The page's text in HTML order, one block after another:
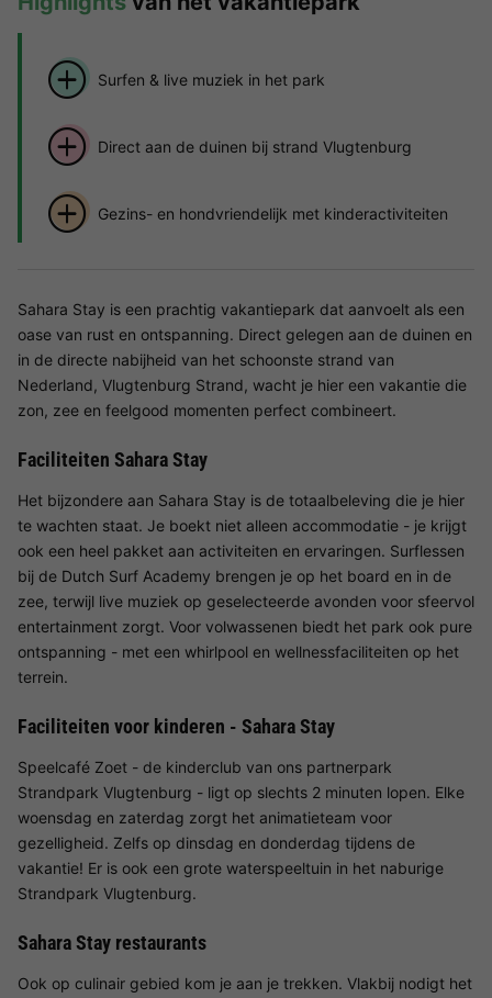
Surfen & live muziek in het park
Direct aan de duinen bij strand Vlugtenburg
Gezins- en hondvriendelijk met kinderactiviteiten
Sahara Stay is een prachtig vakantiepark dat aanvoelt als een
oase van rust en ontspanning. Direct gelegen aan de duinen en
in de directe nabijheid van het schoonste strand van
Nederland, Vlugtenburg Strand, wacht je hier een vakantie die
zon, zee en feelgood momenten perfect combineert.
Faciliteiten Sahara Stay
Het bijzondere aan Sahara Stay is de totaalbeleving die je hier
te wachten staat. Je boekt niet alleen accommodatie - je krijgt
ook een heel pakket aan activiteiten en ervaringen. Surflessen
bij de Dutch Surf Academy brengen je op het board en in de
zee, terwijl live muziek op geselecteerde avonden voor sfeervol
entertainment zorgt. Voor volwassenen biedt het park ook pure
ontspanning - met een whirlpool en wellnessfaciliteiten op het
terrein.
Faciliteiten voor kinderen - Sahara Stay
Speelcafé Zoet - de kinderclub van ons partnerpark
Strandpark Vlugtenburg - ligt op slechts 2 minuten lopen. Elke
woensdag en zaterdag zorgt het animatieteam voor
gezelligheid. Zelfs op dinsdag en donderdag tijdens de
vakantie! Er is ook een grote waterspeeltuin in het naburige
Strandpark Vlugtenburg.
Sahara Stay restaurants
Ook op culinair gebied kom je aan je trekken. Vlakbij nodigt het